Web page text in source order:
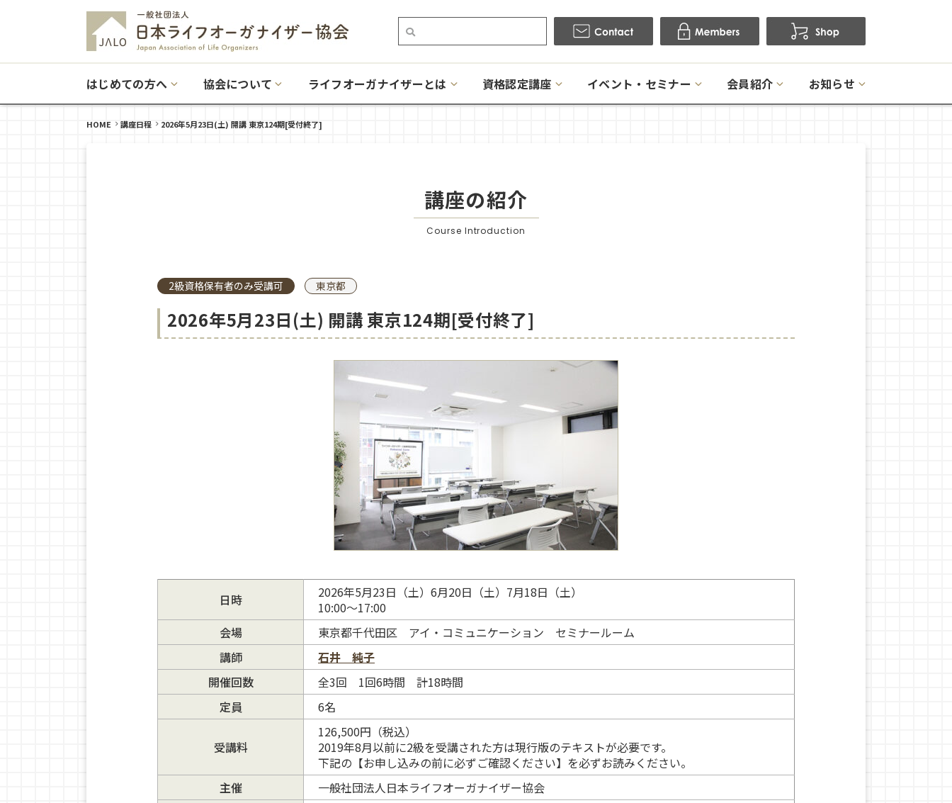
はじめての方へ 協会について ライフオーガナイザーとは 資格認定講座 イベント・セミナー 会員紹介 お知らせ
HOME 講座日程 2026年5月23日(土) 開講 東京124期[受付終了]
講座の紹介
Course Introduction
2級資格保有者のみ受講可 東京都
2026年5月23日(土) 開講 東京124期[受付終了]
日時
2026年5月23日（土）6月20日（土）7月18日（土）
10:00～17:00
会場
東京都千代田区 アイ・コミュニケーション セミナールーム
講師
石井 純子
開催回数
全3回 1回6時間 計18時間
定員
6名
受講料
126,500円（税込）
2019年8月以前に2級を受講された方は現行版のテキストが必要です。
下記の【お申し込みの前に必ずご確認ください】を必ずお読みください。
主催
一般社団法人日本ライフオーガナイザー協会